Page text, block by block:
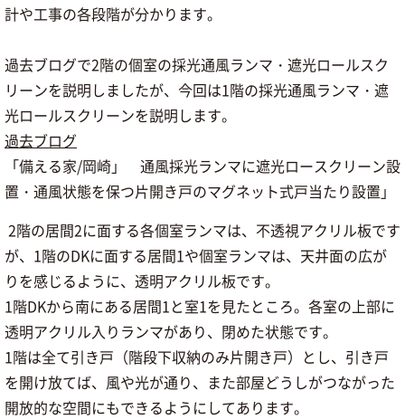
計や工事の各段階が分かります。
過去ブログで2階の個室の採光通風ランマ・遮光ロールスク
リーンを説明しましたが、今回は1階の採光通風ランマ・遮
光ロールスクリーンを説明します。
過去ブログ
「備える家/岡崎」 通風採光ランマに遮光ロースクリーン設
置・通風状態を保つ片開き戸のマグネット式戸当たり設置」
2階の居間2に面する各個室ランマは、不透視アクリル板です
が、1階のDKに面する居間1や個室ランマは、天井面の広が
りを感じるように、透明アクリル板です。
1階DKから南にある居間1と室1を見たところ。各室の上部に
透明アクリル入りランマがあり、閉めた状態です。
1階は全て引き戸（階段下収納のみ片開き戸）とし、引き戸
を開け放てば、風や光が通り、また部屋どうしがつながった
開放的な空間にもできるようにしてあります。